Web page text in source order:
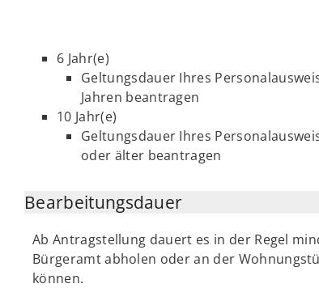
6 Jahr(e)
Geltungsdauer Ihres
Jahren beantragen
10 Jahr(e)
Geltungsdauer Ihres
oder älter beantragen
Bearbeitungsdauer
Ab Antragstellung dauert es in der Regel
Bürgeramt abholen oder an der
können.